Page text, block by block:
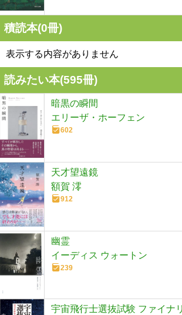
積読本(0冊)
表示する内容がありません
読みたい本(595冊)
暗黒の瞬間
エリーザ・ホーフェン
602
天才望遠鏡
額賀 澪
912
幽霊
イーディス ウォートン
239
宇宙飛行士選抜試験 ファイナ